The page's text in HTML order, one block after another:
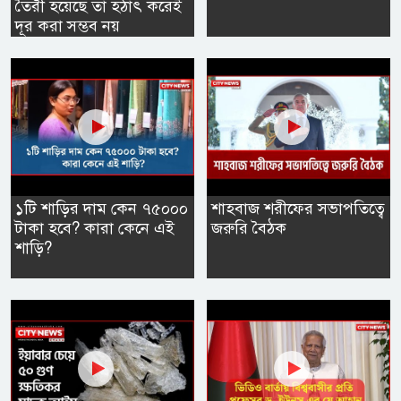
নিহত
সিলেটের ওসমানীনগরে দুই বাসের
সংঘর্ষে নিহত ৮
দিনমজুর নিহত
পাকিস্তান হাইকমিশনারের বাসভবনে
অগ্নিকাণ্ডের ঘটনার তদন্ত শুরু
তৈরী হয়েছে তা হঠাৎ করেই
দূর করা সম্ভব নয়
১টি শাড়ির দাম কেন ৭৫০০০
টাকা হবে? কারা কেনে এই
শাড়ি?
শাহবাজ শরীফের সভাপতিত্বে
জরুরি বৈঠক